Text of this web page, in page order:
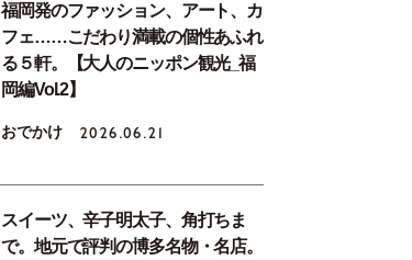
福岡発のファッション、アート、カ
フェ……こだわり満載の個性あふれ
る５軒。【大人のニッポン観光_福
岡編Vol.2】
おでかけ 2026.06.21
スイーツ、辛子明太子、角打ちま
で。地元で評判の博多名物・名店。